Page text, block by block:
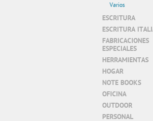
Varios
ESCRITURA
ESCRITURA
FABRICACIONES
ESPECIALES
HERRAMIENTAS
HOGAR
NOTE BOOKS
OFICINA
OUTDOOR
PERSONAL